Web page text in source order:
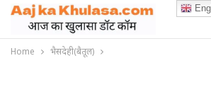
Home भैसदेही(बैतूल)